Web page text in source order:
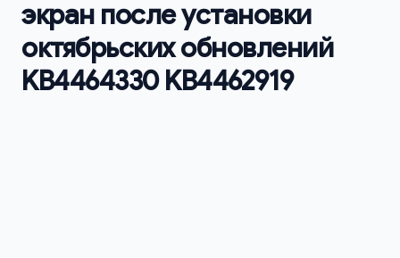
экран после установки
октябрьских обновлений
KB4464330 KB4462919